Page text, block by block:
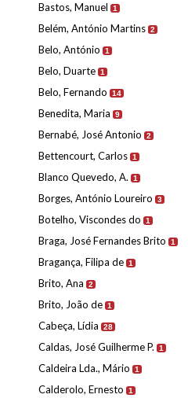
Bastos, Manuel 1
Belém, António Martins 2
Belo, António 1
Belo, Duarte 1
Belo, Fernando 14
Benedita, Maria 9
Bernabé, José Antonio 2
Bettencourt, Carlos 1
Blanco Quevedo, A. 1
Borges, António Loureiro 3
Botelho, Viscondes do 1
Braga, José Fernandes Brito 1
Bragança, Filipa de 1
Brito, Ana 2
Brito, João de 1
Cabeça, Lídia 28
Caldas, José Guilherme P. 1
Caldeira Lda., Mário 1
Calderolo, Ernesto 1